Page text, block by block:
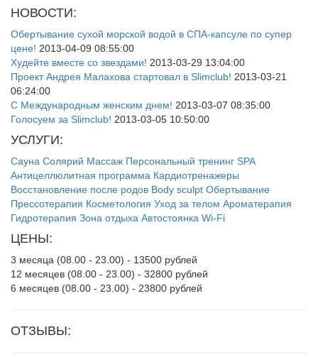
НОВОСТИ:
Обертывание сухой морской водой в СПА-капсуле по супер
цене! 2013-04-09 08:55:00
Худейте вместе со звездами! 2013-03-29 13:04:00
Проект Андрея Малахова стартовал в Slimclub! 2013-03-21
06:24:00
С Международным женским днем! 2013-03-07 08:35:00
Голосуем за Slimclub! 2013-03-05 10:50:00
УСЛУГИ:
Сауна Солярий Массаж Персональный тренинг SPA
Антицеллюлитная программа Кардиотренажеры
Восстановление после родов Body sculpt Обертывание
Прессотерапия Косметология Уход за телом Ароматерапия
Гидротерапия Зона отдыха Автостоянка Wi-Fi
ЦЕНЫ:
3 месяца (08.00 - 23.00) - 13500 рублей
12 месяцев (08.00 - 23.00) - 32800 рублей
6 месяцев (08.00 - 23.00) - 23800 рублей
ОТЗЫВЫ: